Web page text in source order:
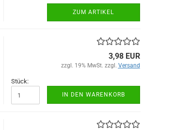
ZUM ARTIKEL
3,98 EUR
zzgl. 19% MwSt. zzgl. Versand
Stück:
IN DEN WARENKORB